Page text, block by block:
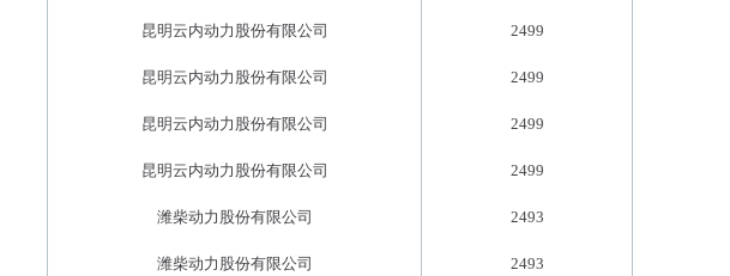
昆明云内动力股份有限公司
昆明云内动力股份有限公司
昆明云内动力股份有限公司
昆明云内动力股份有限公司
潍柴动力股份有限公司
潍柴动力股份有限公司
2499
2499
2499
2499
2493
2493